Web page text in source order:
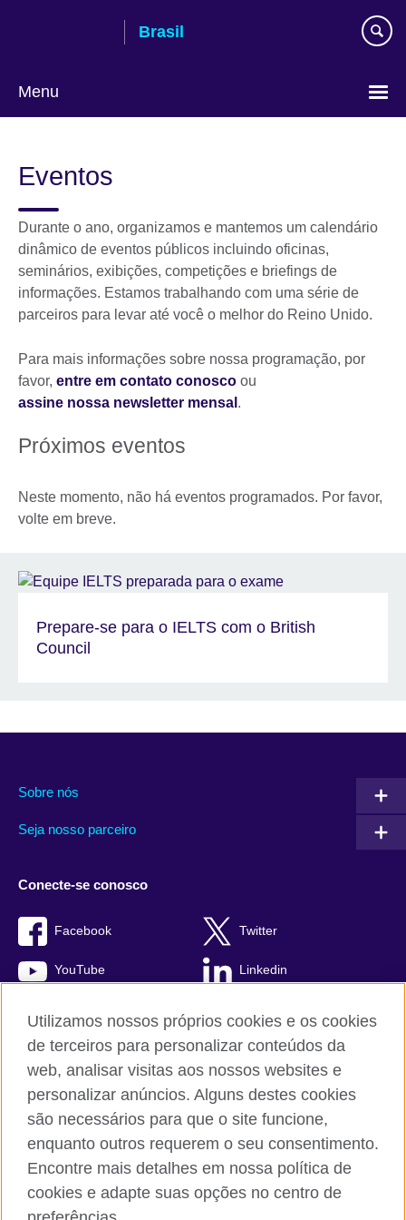
Brasil
Menu
language
Eventos
Durante o ano, organizamos e mantemos um calendário
dinâmico de eventos públicos incluindo oficinas,
seminários, exibições, competições e briefings de
informações. Estamos trabalhando com uma série de
parceiros para levar até você o melhor do Reino Unido.
Para mais informações sobre nossa programação, por
favor, entre em contato conosco ou
assine nossa newsletter mensal .
Próximos eventos
Neste momento, não há eventos programados. Por favor,
volte em breve.
Prepare-se para o IELTS com o British
Council
Sobre nós
Seja nosso parceiro
Conecte-se conosco
Facebook Twitter
YouTube Linkedin
British Council global
Comentários e reclamações
Política de privacidade e termos de uso
Utilizamos nossos próprios cookies e os cookies
de terceiros para personalizar conteúdos da
web, analisar visitas aos nossos websites e
personalizar anúncios. Alguns destes cookies
são necessários para que o site funcione,
enquanto outros requerem o seu consentimento.
Encontre mais detalhes em nossa política de
cookies e adapte suas opções no centro de